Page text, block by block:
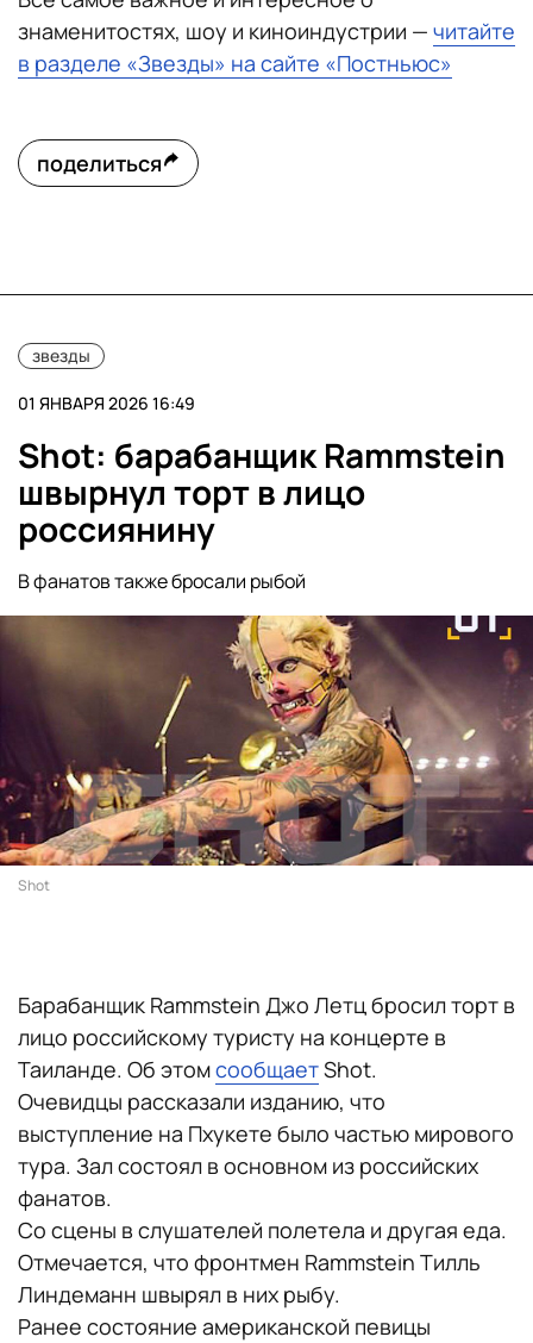
знаменитостях, шоу и киноиндустрии — читайте
в разделе «Звезды» на сайте «Постньюс»
поделиться
звезды
01 ЯНВАРЯ 2026 16:49
Shot: барабанщик Rammstein
швырнул торт в лицо
россиянину
В фанатов также бросали рыбой
Shot
Барабанщик Rammstein Джо Летц бросил торт в
лицо российскому туристу на концерте в
Таиланде. Об этомсообщаетShot.
Очевидцы рассказали изданию, что
выступление на Пхукете было частью мирового
тура. Зал состоял в основном из российских
фанатов.
Со сцены в слушателей полетела и другая еда.
Отмечается, что фронтмен Rammstein Тилль
Линдеманн швырял в них рыбу.
Ранее состояние американской певицы